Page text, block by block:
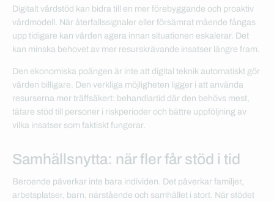
Digitalt vårdstöd kan bidra till en mer förebyggande och proaktiv
vårdmodell. När återfallssignaler eller försämrat mående fångas
upp tidigare kan vården agera innan situationen eskalerar. Det
kan minska behovet av mer resurskrävande insatser längre fram.
Den ekonomiska poängen är inte att digital teknik automatiskt gör
vården billigare. Den verkliga möjligheten ligger i att använda
resurserna mer träffsäkert: behandlartid där den behövs mest,
tätare stöd till personer i riskperioder och bättre uppföljning av
vilka insatser som faktiskt fungerar.
Samhällsnytta: när fler får stöd i tid
Beroende påverkar inte bara individen. Det påverkar familjer,
arbetsplatser, barn, närstående och samhället i stort. När stödet